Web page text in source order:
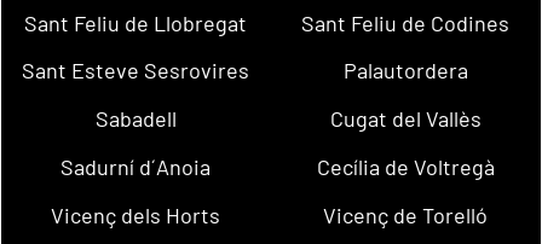
Sant Feliu de Llobregat
Sant Feliu de Codines
Sant Esteve Sesrovires
Palautordera
Sabadell
Cugat del Vallès
Sadurní d´Anoia
Cecília de Voltregà
Vicenç dels Horts
Vicenç de Torelló